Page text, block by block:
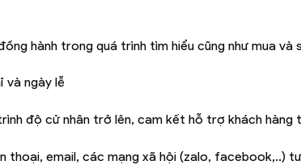
hành trong quá trình tìm hiểu cũng như mua và
và ngày lễ
độ cử nhân trở lên, cam kết hỗ trợ khách hàng
thoại, email, các mạng xã hội (zalo, facebook,..)